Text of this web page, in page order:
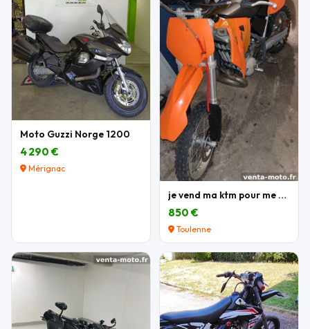
Moto Guzzi Norge 1200
4 290 €
Mérignac
je vend ma ktm pour me acheter une autre moto
850 €
Toulenne